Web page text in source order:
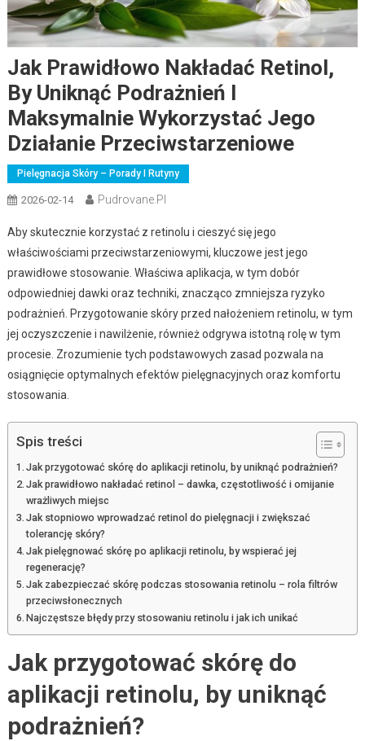
Jak Prawidłowo Nakładać Retinol,
By Uniknąć Podrażnień I
Maksymalnie Wykorzystać Jego
Działanie Przeciwstarzeniowe
Pielęgnacja Skóry – Porady I Rutyny
2026-02-14 Pudrovane.pl
Aby skutecznie korzystać z retinolu i cieszyć się jego
właściwościami przeciwstarzeniowymi, kluczowe jest jego
prawidłowe stosowanie. Właściwa aplikacja, w tym dobór
odpowiedniej dawki oraz techniki, znacząco zmniejsza ryzyko
podrażnień. Przygotowanie skóry przed nałożeniem retinolu, w tym
jej oczyszczenie i nawilżenie, również odgrywa istotną rolę w tym
procesie. Zrozumienie tych podstawowych zasad pozwala na
osiągnięcie optymalnych efektów pielęgnacyjnych oraz komfortu
stosowania.
Spis treści
Jak przygotować skórę do aplikacji retinolu, by uniknąć podrażnień?
Jak prawidłowo nakładać retinol – dawka, częstotliwość i omijanie
wrażliwych miejsc
Jak stopniowo wprowadzać retinol do pielęgnacji i zwiększać
tolerancję skóry?
Jak pielęgnować skórę po aplikacji retinolu, by wspierać jej
regenerację?
Jak zabezpieczać skórę podczas stosowania retinolu – rola filtrów
przeciwsłonecznych
Najczęstsze błędy przy stosowaniu retinolu i jak ich unikać
Jak przygotować skórę do
aplikacji retinolu, by uniknąć
podrażnień?